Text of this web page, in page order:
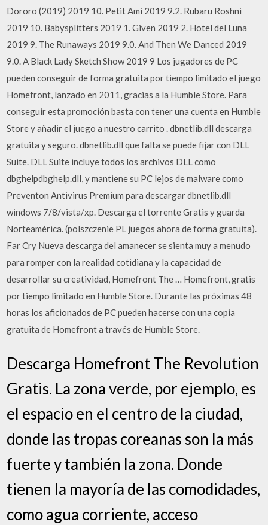
Dororo (2019) 2019 10. Petit Ami 2019 9.2. Rubaru Roshni
2019 10. Babysplitters 2019 1. Given 2019 2. Hotel del Luna
2019 9. The Runaways 2019 9.0. And Then We Danced 2019
9.0. A Black Lady Sketch Show 2019 9 Los jugadores de PC
pueden conseguir de forma gratuita por tiempo limitado el juego
Homefront, lanzado en 2011, gracias a la Humble Store. Para
conseguir esta promoción basta con tener una cuenta en Humble
Store y añadir el juego a nuestro carrito . dbnetlib.dll descarga
gratuita y seguro. dbnetlib.dll que falta se puede fijar con DLL
Suite. DLL Suite incluye todos los archivos DLL como
dbghelpdbghelp.dll, y mantiene su PC lejos de malware como
Preventon Antivirus Premium para descargar dbnetlib.dll
windows 7/8/vista/xp. Descarga el torrente Gratis y guarda
Norteamérica. (polszczenie PL juegos ahora de forma gratuita).
Far Cry Nueva descarga del amanecer se sienta muy a menudo
para romper con la realidad cotidiana y la capacidad de
desarrollar su creatividad, Homefront The … Homefront, gratis
por tiempo limitado en Humble Store. Durante las próximas 48
horas los aficionados de PC pueden hacerse con una copia
gratuita de Homefront a través de Humble Store.
Descarga Homefront The Revolution
Gratis. La zona verde, por ejemplo, es
el espacio en el centro de la ciudad,
donde las tropas coreanas son la más
fuerte y también la zona. Donde
tienen la mayoría de las comodidades,
como agua corriente, acceso